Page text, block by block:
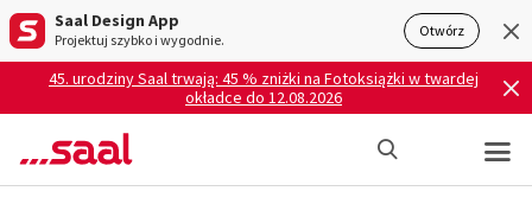
Saal Design App
Projektuj szybko i wygodnie. Otwórz
45. urodziny Saal trwają: 45 % zniżki na Fotoksiążki w twardej
okładce do 12.08.2026